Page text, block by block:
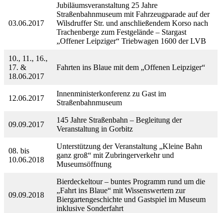
03.06.2017
Jubiläumsveranstaltung 25 Jahre
Straßenbahnmuseum mit Fahrzeugparade auf der
Wilsdruffer Str. und anschließendem Korso nach
Trachenberge zum Festgelände – Stargast
„Offener Leipziger“ Triebwagen 1600 der LVB
10., 11., 16.,
17. &
18.06.2017
Fahrten ins Blaue mit dem „Offenen Leipziger“
12.06.2017
Innenministerkonferenz zu Gast im
Straßenbahnmuseum
09.09.2017
145 Jahre Straßenbahn – Begleitung der
Veranstaltung in Gorbitz
08. bis
10.06.2018
Unterstützung der Veranstaltung „Kleine Bahn
ganz groß“ mit Zubringerverkehr und
Museumsöffnung
09.09.2018
Bierdeckeltour – buntes Programm rund um die
„Fahrt ins Blaue“ mit Wissenswertem zur
Biergartengeschichte und Gastspiel im Museum
inklusive Sonderfahrt